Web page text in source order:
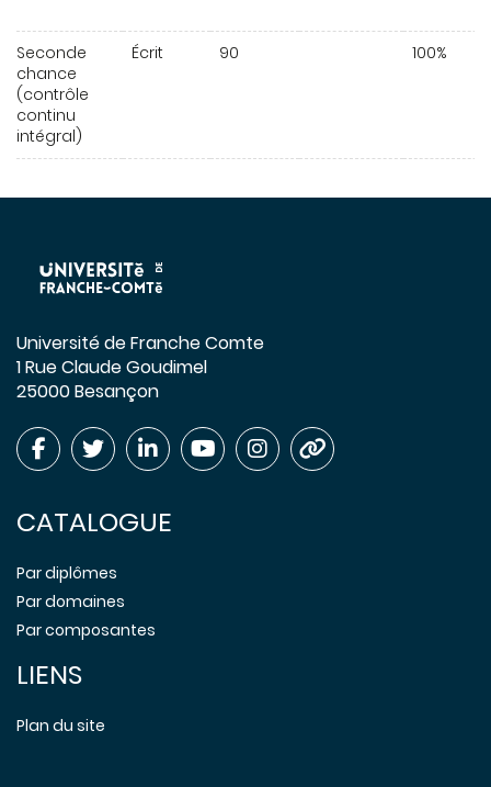
Seconde
chance
(contrôle
continu
intégral)
Écrit 90 100%
Université de Franche Comte
1 Rue Claude Goudimel
25000 Besançon
CATALOGUE
Par diplômes
Par domaines
Par composantes
LIENS
Plan du site